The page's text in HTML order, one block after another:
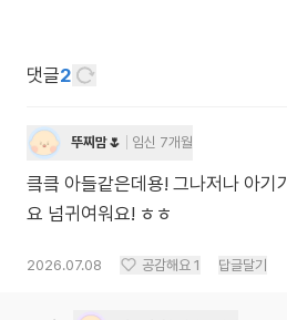
댓글2
뚜찌맘🌷 임신 7개월
킄킄 아들같은데용! 그나저나 아기
요 넘귀여워요! ㅎㅎ
2026.07.08 공감해요 1 답글달기